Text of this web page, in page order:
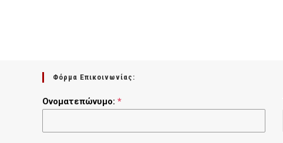
Φόρμα Επικοινωνίας:
Ονοματεπώνυμο: *